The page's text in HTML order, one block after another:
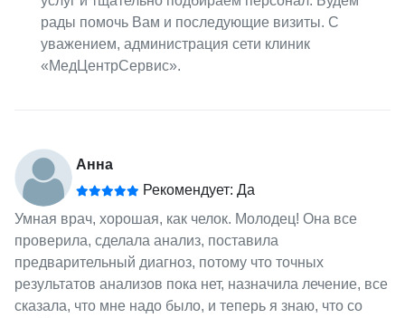
рады помочь Вам и последующие визиты. С
уважением, администрация сети клиник
«МедЦентрСервис».
Анна
Рекомендует: Да
Умная врач, хорошая, как челок. Молодец! Она все
проверила, сделала анализ, поставила
предварительный диагноз, потому что точных
результатов анализов пока нет, назначила лечение, все
сказала, что мне надо было, и теперь я знаю, что со